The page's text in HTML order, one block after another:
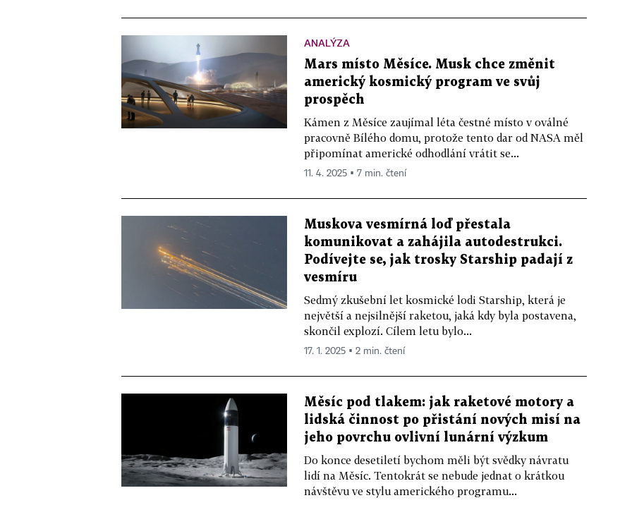
ANALÝZA
Mars místo Měsíce. Musk chce změnit
americký kosmický program ve svůj
prospěch
Kámen z Měsíce zaujímal léta čestné místo v oválné
pracovně Bílého domu, protože tento dar od NASA měl
připomínat americké odhodlání vrátit se...
11. 4. 2025 ▪ 7 min. čtení
Muskova vesmírná loď přestala
komunikovat a zahájila autodestrukci.
Podívejte se, jak trosky Starship padají z
vesmíru
Sedmý zkušební let kosmické lodi Starship, která je
největší a nejsilnější raketou, jaká kdy byla postavena,
skončil explozí. Cílem letu bylo...
17. 1. 2025 ▪ 2 min. čtení
Měsíc pod tlakem: jak raketové motory a
lidská činnost po přistání nových misí na
jeho povrchu ovlivní lunární výzkum
Do konce desetiletí bychom měli být svědky návratu
lidí na Měsíc. Tentokrát se nebude jednat o krátkou
návštěvu ve stylu amerického programu...